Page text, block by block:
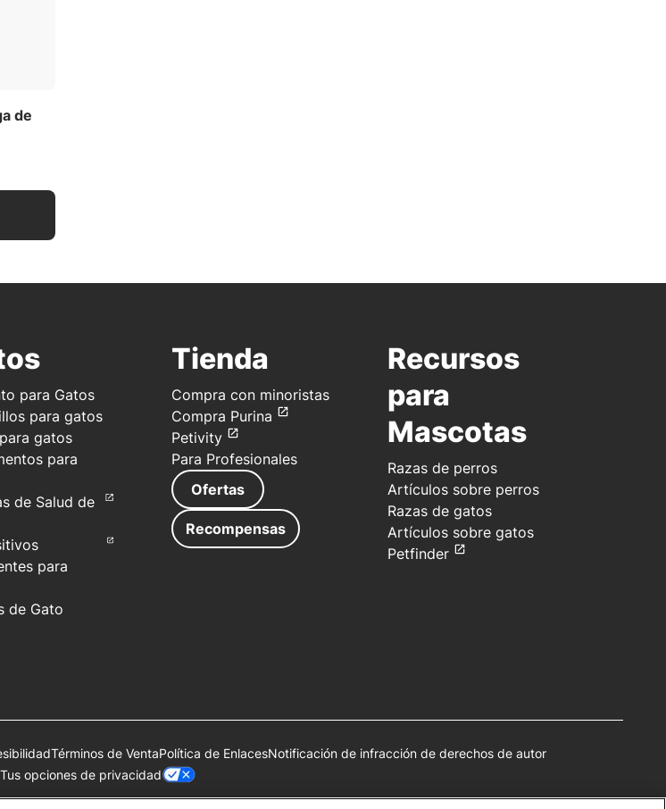
de
para Gatos
para gatos
gatos
para
de Salud de
para
de Gato
Tienda
Compra con minoristas
Compra Purina
Petivity
Para Profesionales
Ofertas
Recompensas
Recursos
para
Mascotas
Razas de perros
Artículos sobre perros
Razas de gatos
Artículos sobre gatos
Petfinder
Términos de VentaPolítica de EnlacesNotificación de infracción de derechos de autor
Tus opciones de privacidad